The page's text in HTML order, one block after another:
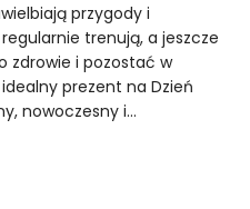
przygody i
trenują, a jeszcze
zdrowie i pozostać w
prezent na Dzień
nowoczesny i…